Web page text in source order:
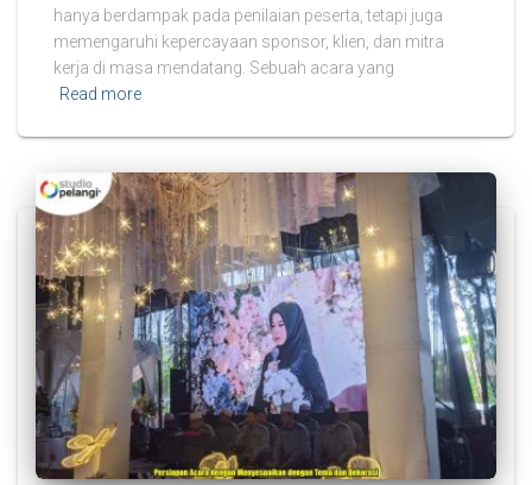
hanya berdampak pada penilaian peserta, tetapi juga
memengaruhi kepercayaan sponsor, klien, dan mitra
kerja di masa mendatang. Sebuah acara yang
Read more